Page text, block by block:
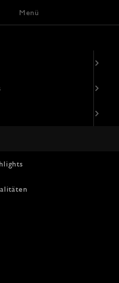
Rezepte, allgemein
Essen
Menü